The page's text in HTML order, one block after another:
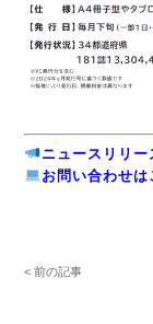
ニュースリリー
お問い合わせは
< 前の記事